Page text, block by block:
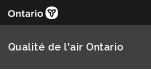
Qualité de l'air Ontario